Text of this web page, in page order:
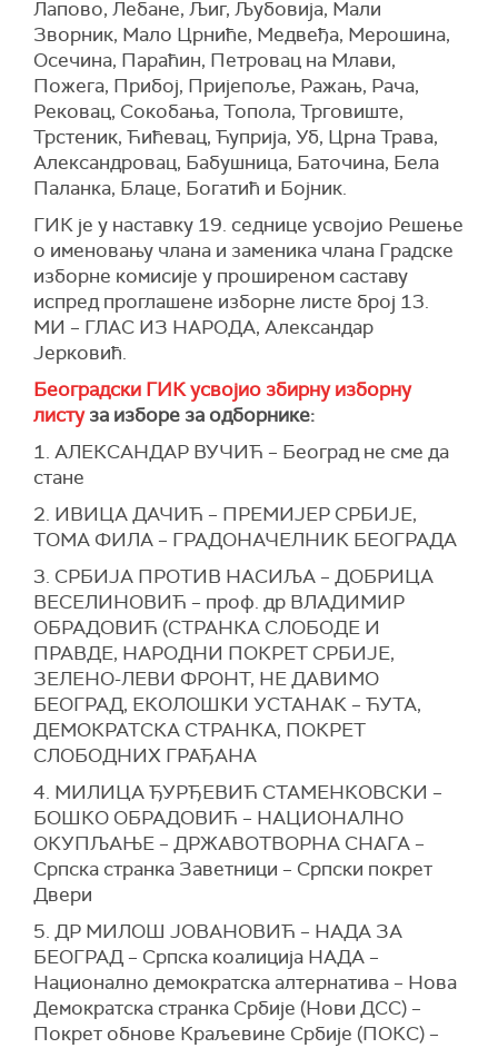
Лапово, Лебане, Љиг, Љубовија, Мали
Зворник, Мало Црниће, Медвеђа, Мерошина,
Осечина, Параћин, Петровац на Млави,
Пожега, Прибој, Пријепоље, Ражањ, Рача,
Рековац, Сокобања, Топола, Трговиште,
Трстеник, Ћићевац, Ћуприја, Уб, Црна Трава,
Александровац, Бабушница, Баточина, Бела
Паланка, Блаце, Богатић и Бојник.
ГИК је у наставку 19. седнице усвојио Решење
о именовању члана и заменика члана Градске
изборне комисије у проширеном саставу
испред проглашене изборне листе број 13.
МИ – ГЛАС ИЗ НАРОДА, Александар
Јерковић.
Београдски ГИК усвојиo збирну изборну
листуза изборе за одборнике:
1. АЛЕКСАНДАР ВУЧИЋ – Београд не сме да
стане
2. ИВИЦА ДАЧИЋ – ПРЕМИЈЕР СРБИЈЕ,
ТОМА ФИЛА – ГРАДОНАЧЕЛНИК БЕОГРАДА
3. СРБИЈА ПРОТИВ НАСИЉА – ДОБРИЦА
ВЕСЕЛИНОВИЋ – проф. др ВЛАДИМИР
ОБРАДОВИЋ (СТРАНКА СЛОБОДЕ И
ПРАВДЕ, НАРОДНИ ПОКРЕТ СРБИЈЕ,
ЗЕЛЕНО-ЛЕВИ ФРОНТ, НЕ ДАВИМО
БЕОГРАД, ЕКОЛОШКИ УСТАНАК – ЋУТА,
ДЕМОКРАТСКА СТРАНКА, ПОКРЕТ
СЛОБОДНИХ ГРАЂАНA
4. МИЛИЦА ЂУРЂЕВИЋ СТАМЕНКОВСКИ –
БОШКО ОБРАДОВИЋ – НАЦИОНАЛНО
ОКУПЉАЊЕ – ДРЖАВОТВОРНА СНАГА –
Српска странка Заветници – Српски покрет
Двери
5. ДР МИЛОШ ЈОВАНОВИЋ – НАДА ЗА
БЕОГРАД – Српска коалиција НАДА –
Национално демократска алтернатива – Нова
Демократска странка Србије (Нoви ДСС) –
Покрет обнове Краљевине Србије (ПОКС) –